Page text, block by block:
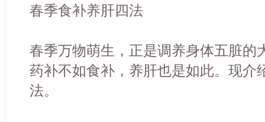
春季食补养肝四法
春季万物萌生，正是调养身体五脏的
药补不如食补，养肝也是如此。现介
法。